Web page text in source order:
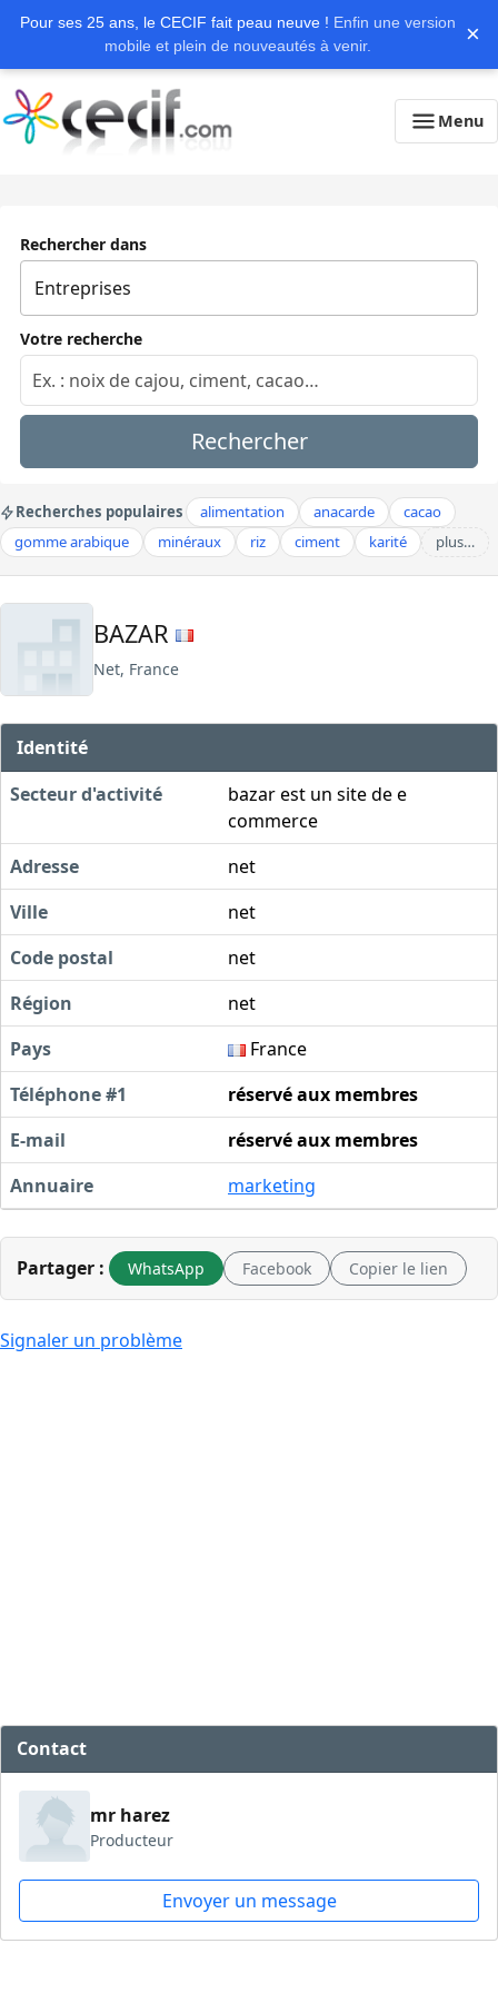
Pour ses 25 ans, le CECIF fait peau neuve ! Enfin une version
mobile et plein de nouveautés à venir.
×
Menu
Rechercher dans
Votre recherche
Rechercher
Recherches populaires alimentation anacarde
cacao
gomme arabique
minéraux riz ciment karité plus…
BAZAR
Net, France
Identité
Secteur d'activité
bazar est un site de e
commerce
Adresse
net
Ville
net
Code postal
net
Région
net
Pays
France
Téléphone #1
réservé aux membres
E-mail
réservé aux membres
Annuaire
marketing
Partager : WhatsApp Facebook Copier le lien
Signaler un problème
Contact
mr harez
Producteur
Envoyer un message